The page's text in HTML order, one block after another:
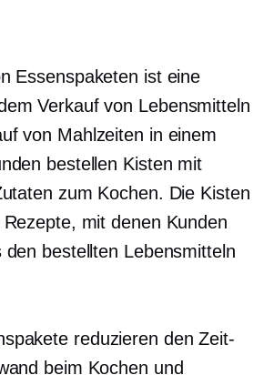
Essenspaketen ist eine
Verkauf von Lebensmitteln
von Mahlzeiten in einem
bestellen Kisten mit
zum Kochen. Die Kisten
mit denen Kunden
den bestellten Lebensmitteln
reduzieren den Zeit-
beim Kochen und